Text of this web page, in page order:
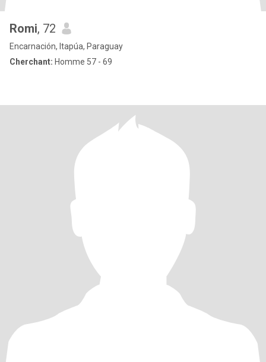
Romi, 72
Encarnación, Itapúa, Paraguay
Cherchant: Homme 57 - 69